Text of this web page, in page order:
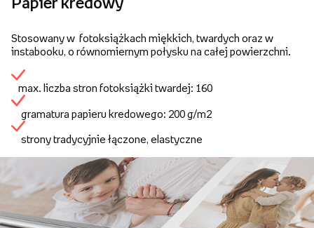
Stosowany w fotoksiążkach miękkich, twardych oraz w
instabooku, o równomiernym połysku na całej powierzchni.
max. liczba stron fotoksiążki twardej: 160
gramatura papieru kredowego: 200 g/m2
strony tradycyjnie łączone, elastyczne